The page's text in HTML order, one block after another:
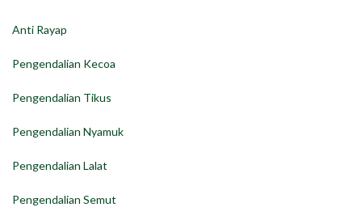
Anti Rayap
Pengendalian Kecoa
Pengendalian Tikus
Pengendalian Nyamuk
Pengendalian Lalat
Pengendalian Semut